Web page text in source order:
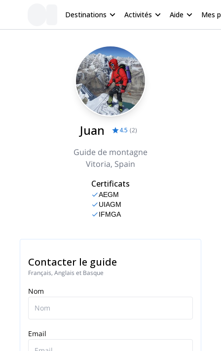
Destinations Activités Aide Mes
Juan 4.5 (2)
Guide de montagne
Vitoria, Spain
Certificats
AEGM
UIAGM
IFMGA
Contacter le guide
Français, Anglais et Basque
Nom
Email